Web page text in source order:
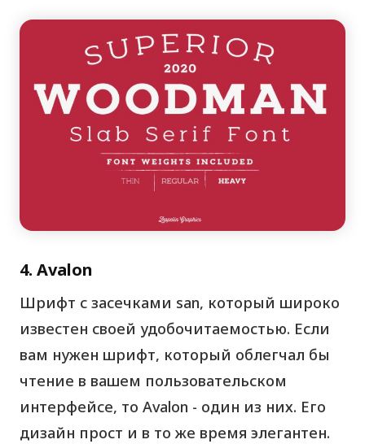
4. Avalon
Шрифт с засечками san, который широко
известен своей удобочитаемостью. Если
вам нужен шрифт, который облегчал бы
чтение в вашем пользовательском
интерфейсе, то Avalon - один из них. Его
дизайн прост и в то же время элегантен.